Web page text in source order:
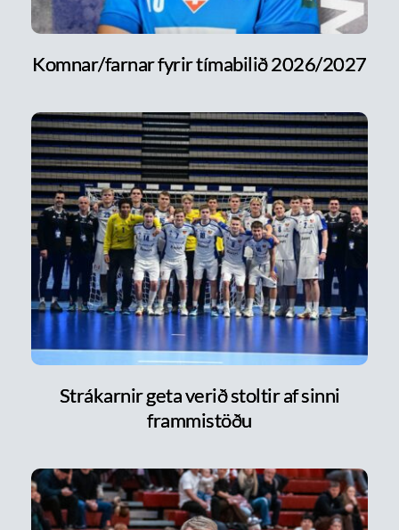
Komnar/farnar fyrir tímabilið 2026/2027
Strákarnir geta verið stoltir af sinni
frammistöðu